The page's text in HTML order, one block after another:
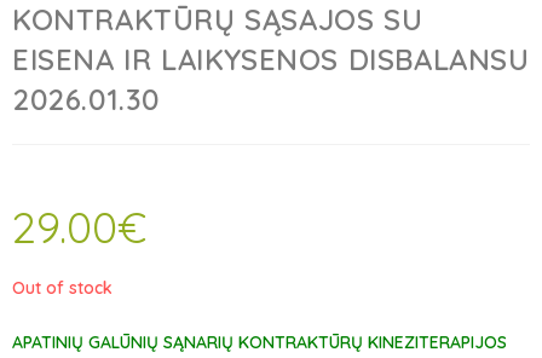
KONTRAKTŪRŲ SĄSAJOS SU
EISENA IR LAIKYSENOS DISBALANSU
2026.01.30
29.00€
Out of stock
APATINIŲ GALŪNIŲ SĄNARIŲ KONTRAKTŪRŲ KINEZITERAPIJOS